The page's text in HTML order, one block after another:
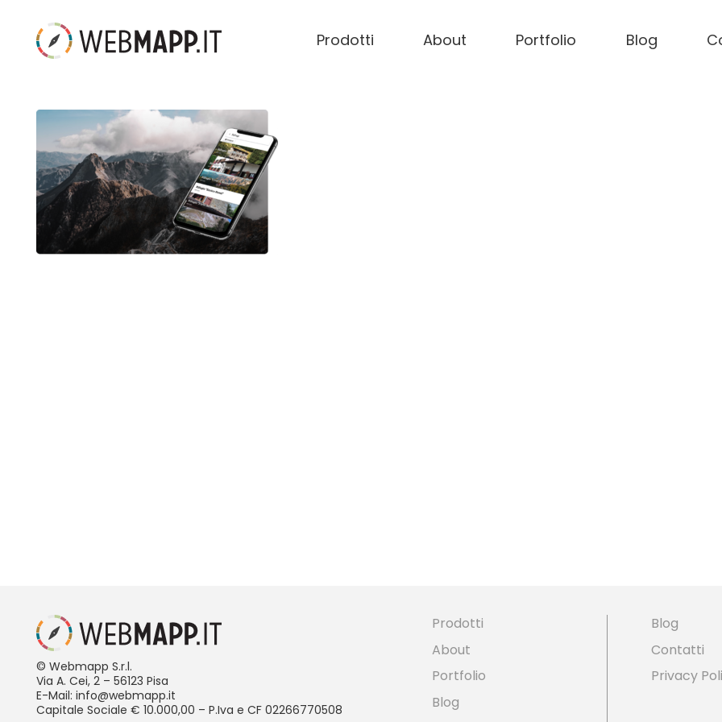
Prodotti About Portfolio Blog
© Webmapp S.r.l.
Via A. Cei, 2 – 56123 Pisa
E-Mail: info@webmapp.it
Capitale Sociale € 10.000,00 – P.Iva e CF 02266770508
Prodotti
About
Portfolio
Blog
Blog
Contatti
Privacy